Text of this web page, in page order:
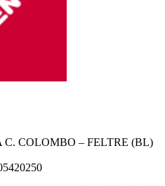
COLOMBO – FELTRE (BL)